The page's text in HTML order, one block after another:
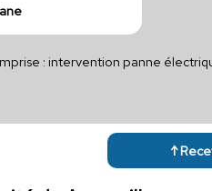
: intervention panne
↑